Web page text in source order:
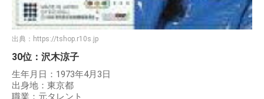
出典： https://tshop.r10s.jp
30位：沢木涼子
生年月日：1973年4月3日
出身地：東京都